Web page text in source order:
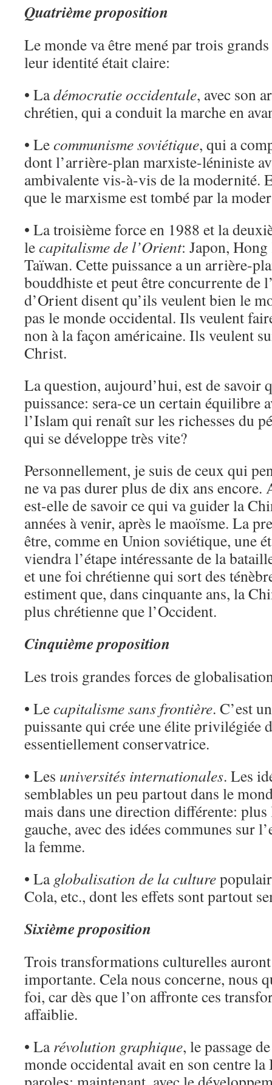
Quatrième proposition
Le monde va être mené par trois
leur identité était claire:
• Ladémocratie occidentale, avec son
chrétien, qui a conduit la marche en
• Lecommunisme soviétique, qui a
dont l’arrière-plan marxiste-léniniste
ambivalente vis-à-vis de la modernité.
que le marxisme est tombé par la
• La troisième force en 1988 et la
lecapitalisme de l’Orient: Japon,
Taïwan. Cette puissance a un arrière-
bouddhiste et peut être concurrente de
d’Orient disent qu’ils veulent bien le
pas le monde occidental. Ils veulent
non à la façon américaine. Ils veulent
Christ.
La question, aujourd’hui, est de savoir
puissance: sera-ce un certain équilibre
l’Islam qui renaît sur les richesses du
qui se développe très vite?
Personnellement, je suis de ceux qui
ne va pas durer plus de dix ans encore.
est-elle de savoir ce qui va guider la
années à venir, après le maoïsme. La
être, comme en Union soviétique, une
viendra l’étape intéressante de la
et une foi chrétienne qui sort des
estiment que, dans cinquante ans, la
plus chrétienne que l’Occident.
Cinquième proposition
Les trois grandes forces de
• Lecapitalisme sans frontière. C’est
puissante qui crée une élite privilégiée
essentiellement conservatrice.
• Les universités internationales. Les
semblables un peu partout dans le
mais dans une direction différente:
gauche, avec des idées communes sur
la femme.
• La globalisation de la culture
Cola, etc., dont les effets sont partout
Sixième proposition
Trois transformations culturelles
importante. Cela nous concerne, nous
foi, car dès que l’on affronte ces
affaiblie.
• Larévolution graphique, le passage
monde occidental avait en son centre